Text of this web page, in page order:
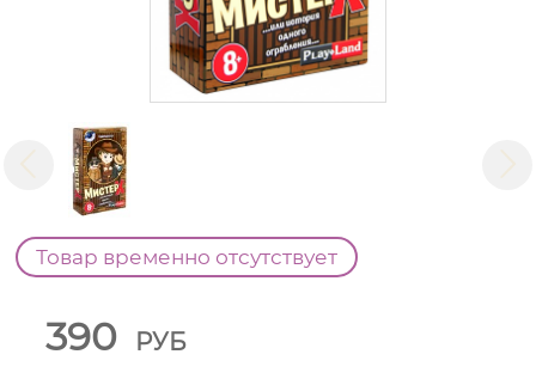
Товар временно отсутствует
390 РУБ